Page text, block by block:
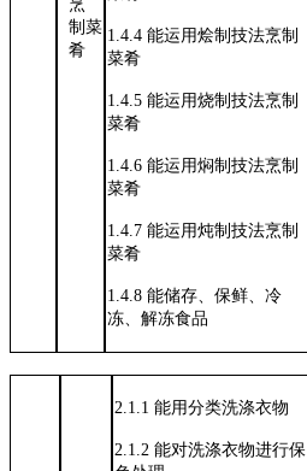
烹
制菜
肴
1.4.4能运用烩制技法烹制
菜肴
1.4.5能运用烧制技法烹制
菜肴
1.4.6能运用焖制技法烹制
菜肴
1.4.7能运用炖制技法烹制
菜肴
1.4.8能储存、保鲜、冷
冻、解冻食品
2.1.1能用分类洗涤衣物
2.1.2能对洗涤衣物进行保